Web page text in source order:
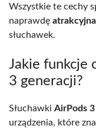
Wszystkie te cechy
naprawdę
słuchawek.
Jakie funkcje
3 generacji?
Słuchawki AirPods
urządzenia, które